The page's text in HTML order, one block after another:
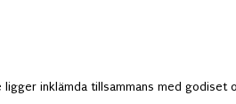
ligger inklämda tillsammans med godiset